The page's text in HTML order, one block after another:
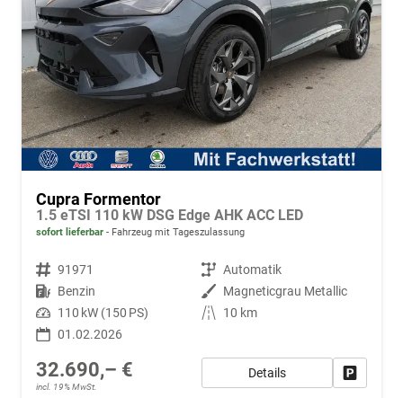
Cupra Formentor
1.5 eTSI 110 kW DSG Edge AHK ACC LED
sofort lieferbar Fahrzeug mit Tageszulassung
Fahrzeugnr. 91971 Getriebe Automatik
Kraftstoff Benzin Außenfarbe Magneticgrau Metallic
Leistung 110 kW (150 PS) Kilometerstand
10 km
01.02.2026
32.690,– €
incl. 19% MwSt.
Details